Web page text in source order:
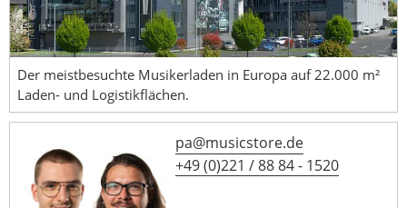
Der meistbesuchte Musikerladen in Europa auf 22.000 m²
Laden- und Logistikflächen.
pa@musicstore.de
+49 (0)221 / 88 84 - 1520